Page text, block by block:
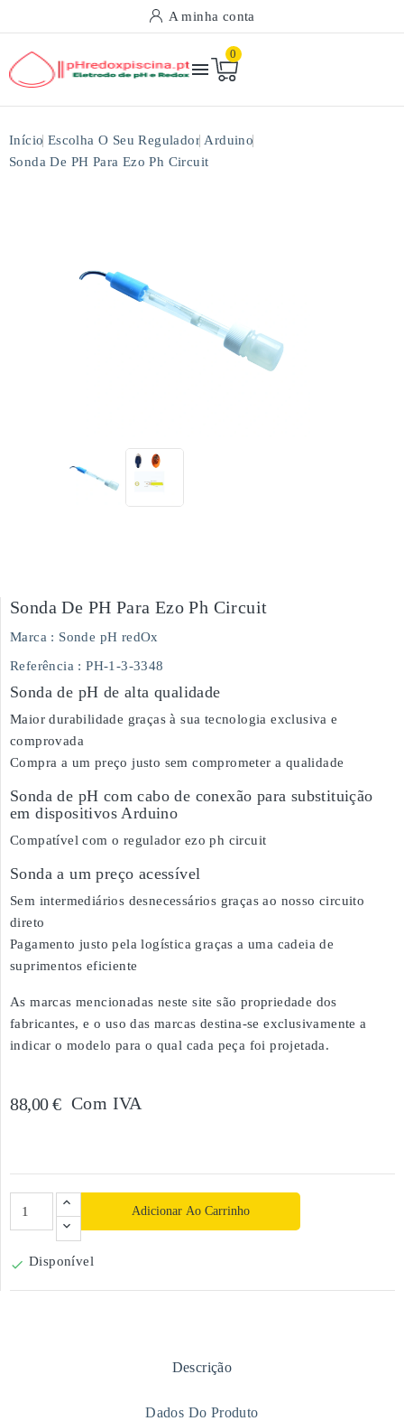
A minha conta

0
Início Escolha O Seu Regulador Arduino
Sonda De PH Para Ezo Ph Circuit
Sonda De PH Para Ezo Ph Circuit
Marca : Sonde pH redOx
Referência : PH-1-3-3348
Sonda de pH de alta qualidade
Maior durabilidade graças à sua tecnologia exclusiva e
comprovada
Compra a um preço justo sem comprometer a qualidade
Sonda de pH com cabo de conexão para substituição
em dispositivos Arduino
Compatível com o regulador ezo ph circuit
Sonda a um preço acessível
Sem intermediários desnecessários graças ao nosso circuito
direto
Pagamento justo pela logística graças a uma cadeia de
suprimentos eficiente
As marcas mencionadas neste site são propriedade dos
fabricantes, e o uso das marcas destina-se exclusivamente a
indicar o modelo para o qual cada peça foi projetada.
88,00 € Com IVA
Adicionar Ao Carrinho
 Disponível
Descrição
Dados Do Produto